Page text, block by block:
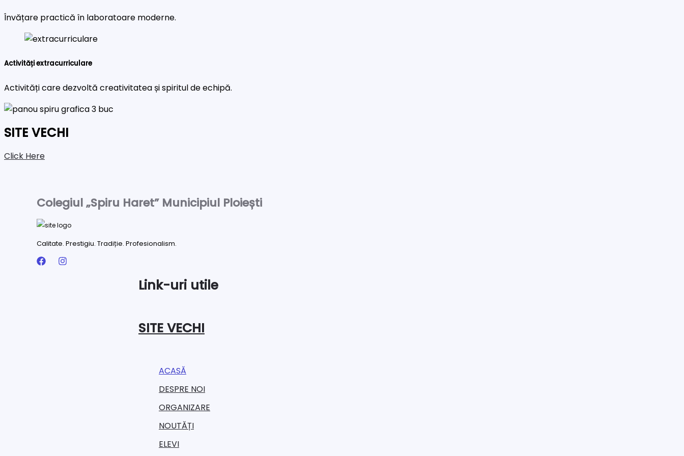
Învățare practică în laboratoare moderne.
Activități extracurriculare
Activități care dezvoltă creativitatea și spiritul de echipă.
SITE VECHI
Click Here
Colegiul „Spiru Haret” Municipiul Ploiești
Calitate. Prestigiu. Tradiție. Profesionalism.
Link-uri utile
SITE VECHI
ACASĂ
DESPRE NOI
ORGANIZARE​
NOUTĂȚI
ELEVI